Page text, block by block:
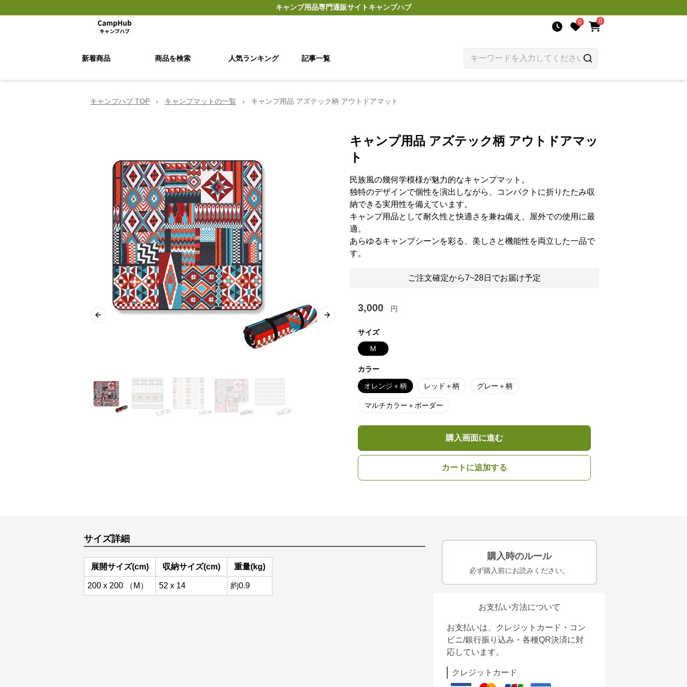
キャンプ用品専門通販サイトキャンプハブ
0 0
新着商品 商品を検索 人気ランキング 記事一覧
キャンプハブ TOP › キャンプマットの一覧 › キャンプ用品 アズテック柄 アウトドアマット
Previous slide Next slide
キャンプ用品 アズテック柄 アウトドアマッ
ト
民族風の幾何学模様が魅力的なキャンプマット。
独特のデザインで個性を演出しながら、コンパクトに折りたたみ収
納できる実用性を備えています。
キャンプ用品として耐久性と快適さを兼ね備え、屋外での使用に最
適。
あらゆるキャンプシーンを彩る、美しさと機能性を両立した一品で
す。
ご注文確定から7~28日でお届け予定
3,000 円
サイズ
M
カラー
オレンジ＋柄 レッド＋柄 グレー＋柄
マルチカラー＋ボーダー
購入画面に進む
カートに追加する
サイズ詳細
展開サイズ(cm) 収納サイズ(cm) 重量(kg)
200 x 200 （M） 52 x 14 約0.9
購入時のルール
必ず購入前にお読みください。
お支払い方法について
お支払いは、クレジットカード・コン
ビニ/銀行振り込み・各種QR決済に対
応しています。
クレジットカード